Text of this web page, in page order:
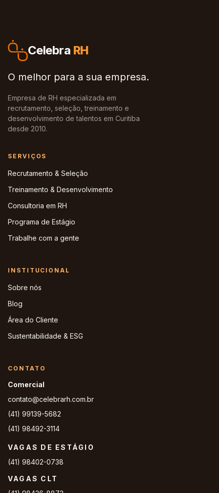
Celebra RH
O melhor para a sua empresa.
Empresa de RH especializada em
recrutamento, seleção, treinamento e
desenvolvimento de talentos em Curitiba
desde 2010.
SERVIÇOS
Recrutamento & Seleção
Treinamento & Desenvolvimento
Consultoria em RH
Programa de Estágio
Trabalhe com a gente
INSTITUCIONAL
Sobre nós
Blog
Área do Cliente
Sustentabilidade & ESG
CONTATO
Comercial
contato@celebrarh.com.br
(41) 99139-5682
(41) 98492-3114
VAGAS DE ESTÁGIO
(41) 98402-0738
VAGAS CLT